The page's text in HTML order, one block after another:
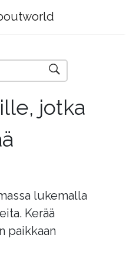
jotka
lukemalla
Kerää
paikkaan